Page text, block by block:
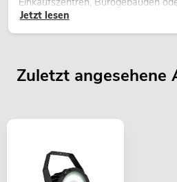
hochwertige Begrünung gehört
Raumkonzept.
Jetzt lesen
Zuletzt angesehene